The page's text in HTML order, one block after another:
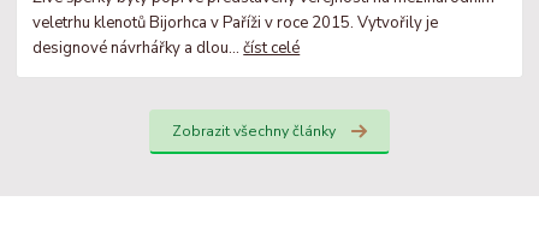
veletrhu klenotů Bijorhca v Paříži v roce 2015. Vytvořily je
designové návrhářky a dlou...číst celé
Zobrazit všechny články